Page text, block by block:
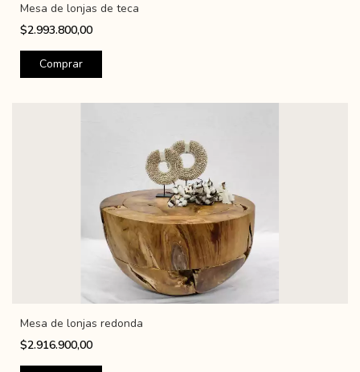
Mesa de lonjas de teca
$2.993.800,00
Mesa de lonjas redonda
$2.916.900,00